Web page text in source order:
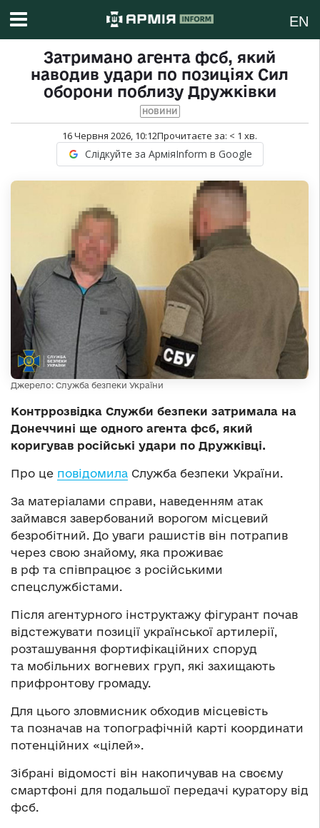
EN
Затримано агента фсб, який
наводив удари по позиціях Сил
оборони поблизу Дружківки
НОВИНИ
16 Червня 2026, 10:12Прочитаєте за: < 1 хв.
Слідкуйте за АрміяInform в Google
Джерело: Служба безпеки України
Контррозвідка Служби безпеки затримала на
Донеччині ще одного агента фсб, який
коригував російські удари по Дружківці.
Про це повідомила Служба безпеки України.
За матеріалами справи, наведенням атак
займався завербований ворогом місцевий
безробітний. До уваги рашистів він потрапив
через свою знайому, яка проживає
в рф та співпрацює з російськими
спецслужбістами.
Після агентурного інструктажу фігурант почав
відстежувати позиції української артилерії,
розташування фортифікаційних споруд
та мобільних вогневих груп, які захищають
прифронтову громаду.
Для цього зловмисник обходив місцевість
та позначав на топографічній карті координати
потенційних «цілей».
Зібрані відомості він накопичував на своєму
смартфоні для подальшої передачі куратору від
фсб.